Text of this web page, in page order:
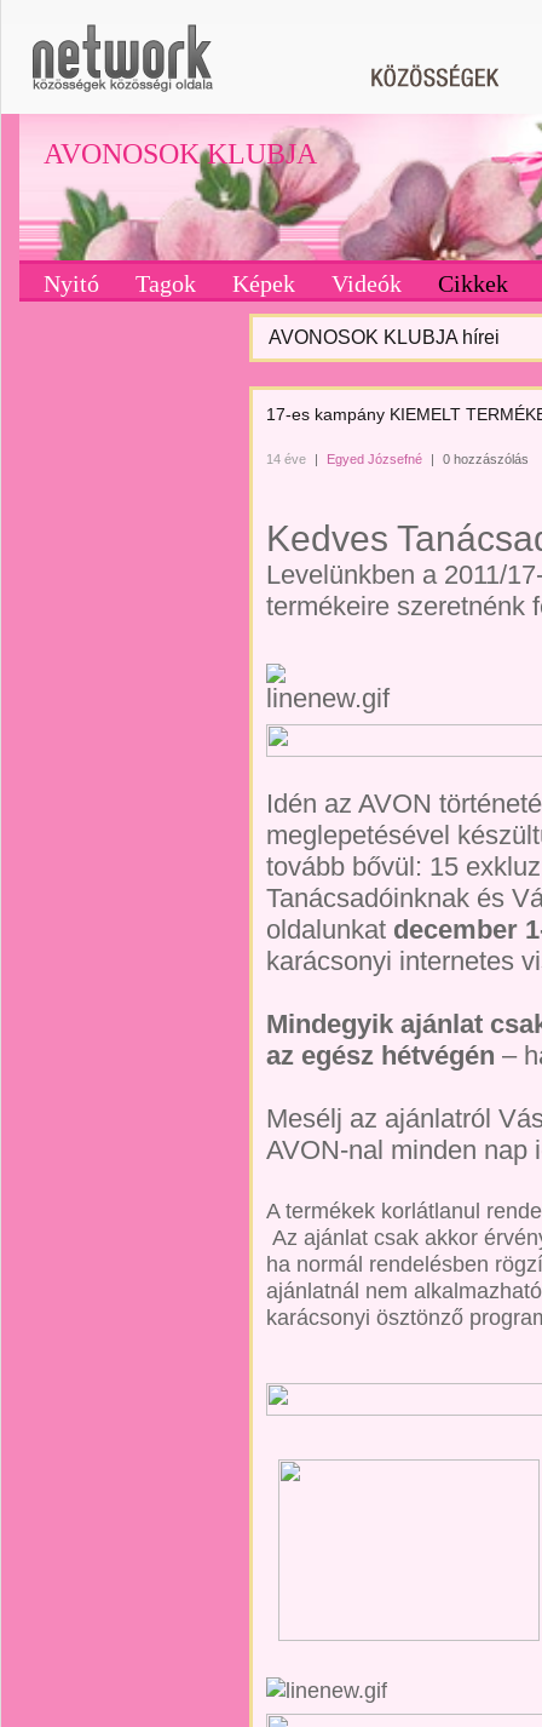
AVONOSOK KLUBJA
Nyitó Tagok Képek Videók Cikkek
AVONOSOK KLUBJA hírei
17-es kampány KIEMELT
14 éve | Egyed Józsefné | 0 hozzászólás
Kedves
Levelünkben a 2011/
termékeire szeretnénk
Idén az AVON
meglepetésével
tovább bővül: 15
Tanácsadóinknak és
oldalunkat december
karácsonyi internetes
Mindegyik ajánlat
az egész hétvégén –
Mesélj az ajánlatról
AVON-nal minden nap
A termékek korlátlanul
Az ajánlat csak akkor
ha normál rendelésben
ajánlatnál nem
karácsonyi ösztönző